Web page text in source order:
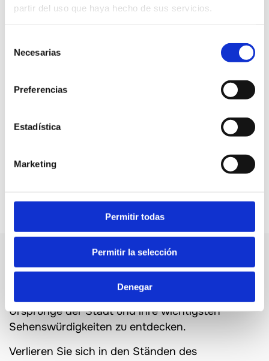
partir del uso que haya hecho de sus servicios.
Necesarias
Preferencias
Estadística
Marketing
Permitir todas
Permitir la selección
Denegar
Was zu besuchen und was zu tun ist
Besuchen Sie das Stadtzentrum von Castelló, auf
eigene Faust oder mit einer Führung, um die
Ursprünge der Stadt und ihre wichtigsten
Sehenswürdigkeiten zu entdecken.
Verlieren Sie sich in den Ständen des